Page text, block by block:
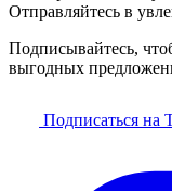
Отправляйтесь в
Подписывайтесь,
выгодных
Подписаться на